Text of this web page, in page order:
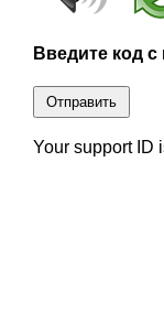
Введите код с
Отправить
Your support ID